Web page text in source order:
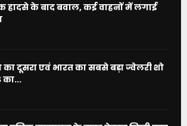
हादसे के बाद बवाल, कई वाहनों में लगाई
का दूसरा एवं भारत का सबसे बड़ा ज्वेलरी शो
का...